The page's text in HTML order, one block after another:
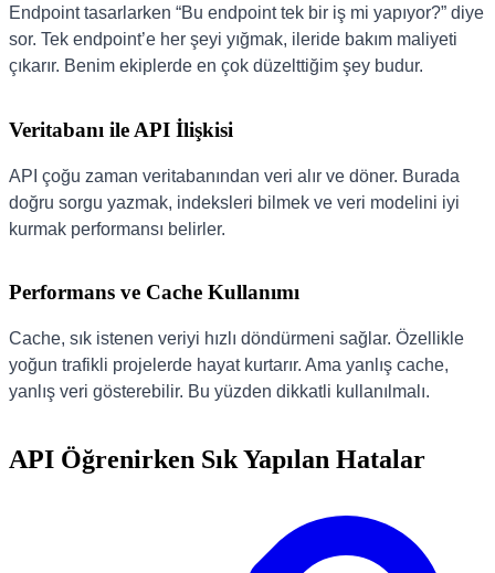
Endpoint tasarlarken “Bu endpoint tek bir iş mi yapıyor?” diye
sor. Tek endpoint’e her şeyi yığmak, ileride bakım maliyeti
çıkarır. Benim ekiplerde en çok düzelttiğim şey budur.
Veritabanı ile API İlişkisi
API çoğu zaman veritabanından veri alır ve döner. Burada
doğru sorgu yazmak, indeksleri bilmek ve veri modelini iyi
kurmak performansı belirler.
Performans ve Cache Kullanımı
Cache, sık istenen veriyi hızlı döndürmeni sağlar. Özellikle
yoğun trafikli projelerde hayat kurtarır. Ama yanlış cache,
yanlış veri gösterebilir. Bu yüzden dikkatli kullanılmalı.
API Öğrenirken Sık Yapılan Hatalar